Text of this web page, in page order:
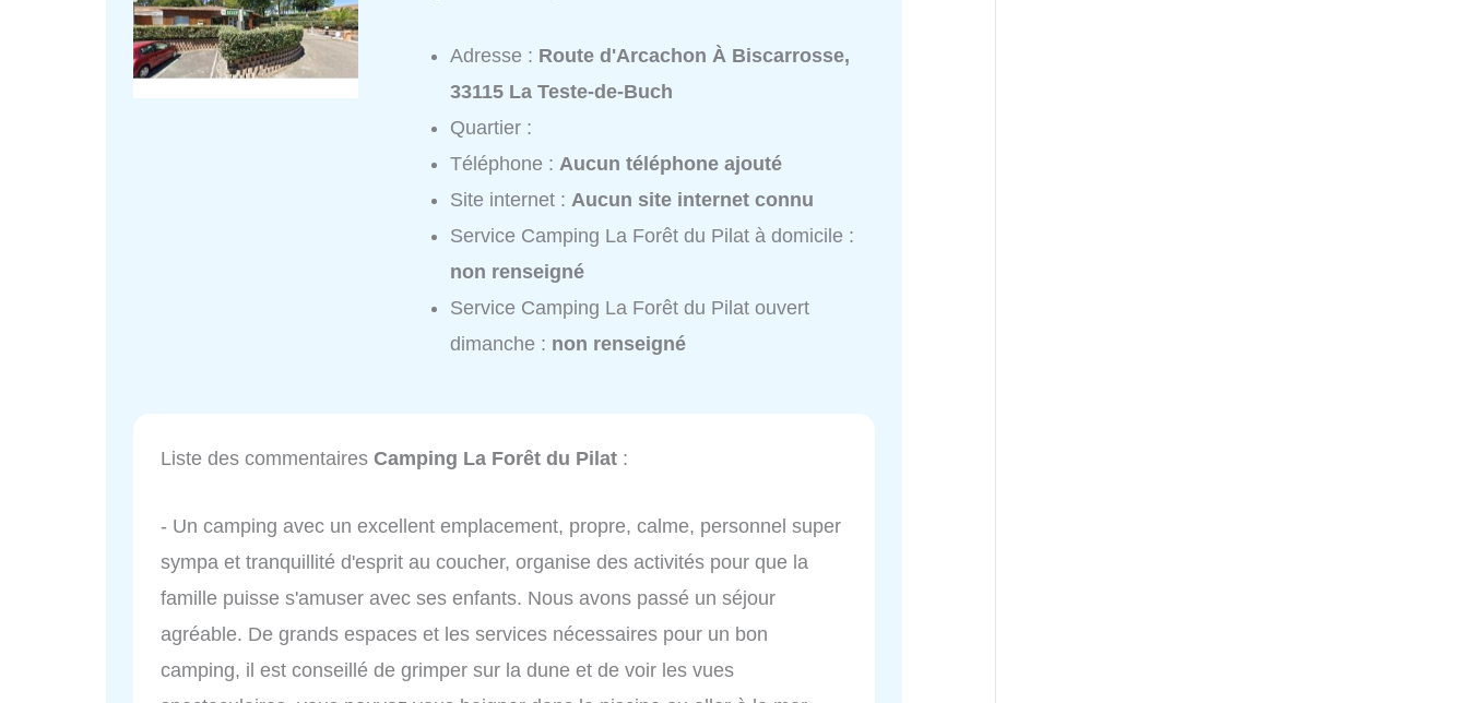
Adresse : Route d'Arcachon À Biscarrosse,
33115 La Teste-de-Buch
Quartier :
Téléphone : Aucun téléphone ajouté
Site internet : Aucun site internet connu
Service Camping La Forêt du Pilat à domicile :
non renseigné
Service Camping La Forêt du Pilat ouvert
dimanche : non renseigné
Liste des commentaires Camping La Forêt du Pilat :
- Un camping avec un excellent emplacement, propre, calme, personnel super
sympa et tranquillité d'esprit au coucher, organise des activités pour que la
famille puisse s'amuser avec ses enfants. Nous avons passé un séjour
agréable. De grands espaces et les services nécessaires pour un bon
camping, il est conseillé de grimper sur la dune et de voir les vues